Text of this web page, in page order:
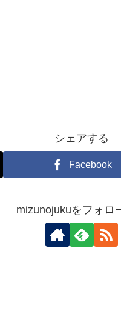
シェアする
Facebook
mizunojukuをフォロ